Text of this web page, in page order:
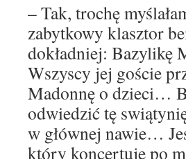
– Tak, trochę
zabytkowy klasztor
dokładniej: Bazylikę
Wszyscy jej goście
Madonnę o dzieci…
odwiedzić tę
w głównej nawie…
który koncertuje po